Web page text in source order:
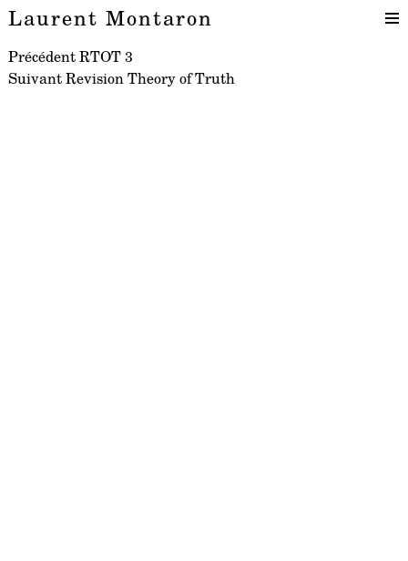
Laurent Montaron
Navigation
de
PrécédentArticle
précédent :
RTOT 3
SuivantArticle
Revision Theory of Truth